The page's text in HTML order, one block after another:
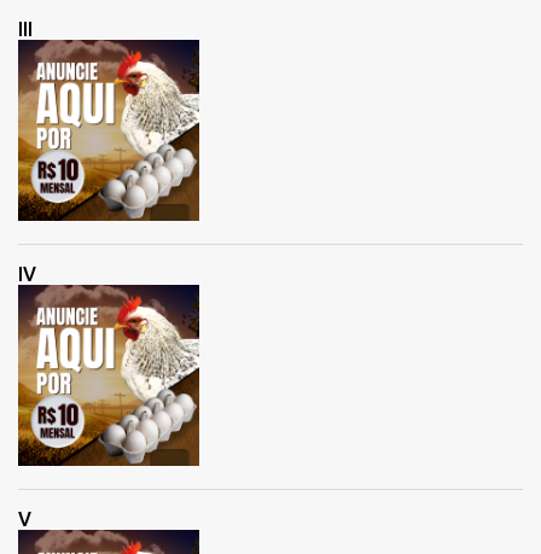
III
IV
V